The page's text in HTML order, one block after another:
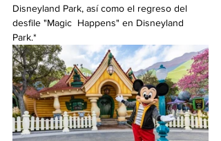
Disneyland Park, así como el regreso del
desfile "Magic  Happens" en Disneyland
Park.*